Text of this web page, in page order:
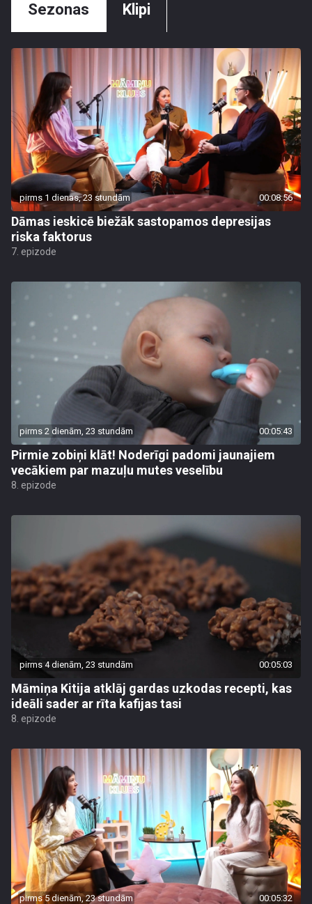
Sezonas Klipi
pirms 1 dienas, 23 stundām 00:08:56
Dāmas ieskicē biežāk sastopamos depresijas
riska faktorus
7. epizode
pirms 2 dienām, 23 stundām 00:05:43
Pirmie zobiņi klāt! Noderīgi padomi jaunajiem
vecākiem par mazuļu mutes veselību
8. epizode
pirms 4 dienām, 23 stundām 00:05:03
Māmiņa Kitija atklāj gardas uzkodas recepti, kas
ideāli sader ar rīta kafijas tasi
8. epizode
pirms 5 dienām, 23 stundām 00:05:32